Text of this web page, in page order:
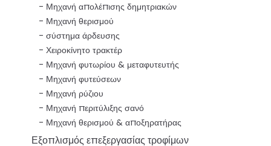
Μηχανή απολέπισης δημητριακών
Μηχανή θερισμού
σύστημα άρδευσης
Χειροκίνητο τρακτέρ
Μηχανή φυτωρίου & μεταφυτευτής
Μηχανή φυτεύσεων
Μηχανή ρύζιου
Μηχανή περιτύλιξης σανό
Μηχανή θερισμού & αποξηρατήρας
Εξοπλισμός επεξεργασίας τροφίμων